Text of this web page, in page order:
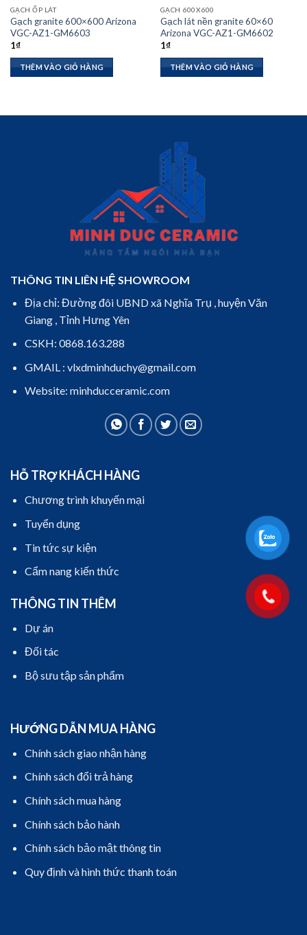
GẠCH ỐP LÁT
Gạch granite 600×600 Arizona
VGC-AZ1-GM6603
1₫
THÊM VÀO GIỎ HÀNG
GẠCH 600X600
Gạch lát nền granite 60×60
Arizona VGC-AZ1-GM6602
1₫
THÊM VÀO GIỎ HÀNG
THÔNG TIN LIÊN HỆ SHOWROOM
Địa chỉ: Đường đôi UBND xã Nghĩa Trụ , huyện Văn
Giang , Tỉnh Hưng Yên
CSKH: 0868.163.288
GMAIL : vlxdminhduchy@gmail.com
Website: minhducceramic.com
HỖ TRỢ KHÁCH HÀNG
Chương trình khuyến mại
Tuyển dụng
Tin tức sự kiện
Cẩm nang kiến thức
THÔNG TIN THÊM
Dự án
Đối tác
Bộ sưu tập sản phẩm
HƯỚNG DẪN MUA HÀNG
Chính sách giao nhận hàng
Chính sách đổi trả hàng
Chính sách mua hàng
Chính sách bảo hành
Chính sách bảo mật thông tin
Quy định và hình thức thanh toán